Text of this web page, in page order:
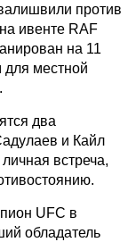
против
ивенте RAF
на 11
местной
два
и Кайл
встреча,
UFC в
обладатель